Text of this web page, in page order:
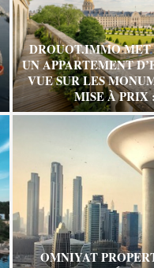
DROUOT.IMMO MET
UN APPARTEMENT
VUE SUR LES
MISE À PRIX
OMNIYAT